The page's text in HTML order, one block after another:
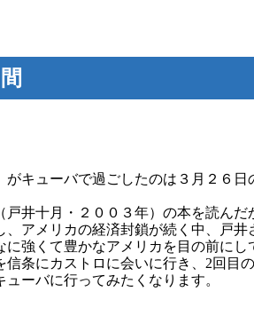
キューバで過ごしたのは３月２６日
井十月・２００３年）の本を読んだ
アメリカの経済封鎖が続く中、戸井
強くて豊かなアメリカを目の前にし
条にカストロに会いに行き、2回目
ーバに行ってみたくなります。